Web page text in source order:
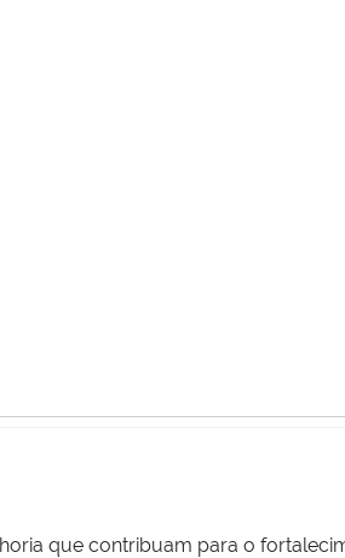
que contribuam para o